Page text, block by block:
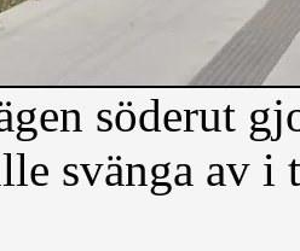
söderut
svänga av i